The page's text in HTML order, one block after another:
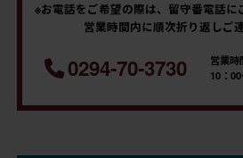
※お電話をご希望の際は、留守番電話に
営業時間内に順次折り返しご
0294-70-3730
営業時
10：